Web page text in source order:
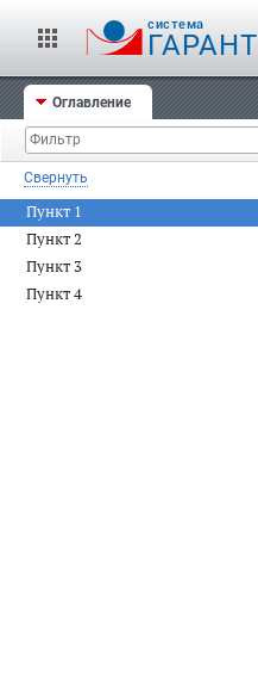
cистема
ГАРАНТ
Оглавление
Свернуть
Пункт 1
Пункт 2
Пункт 3
Пункт 4